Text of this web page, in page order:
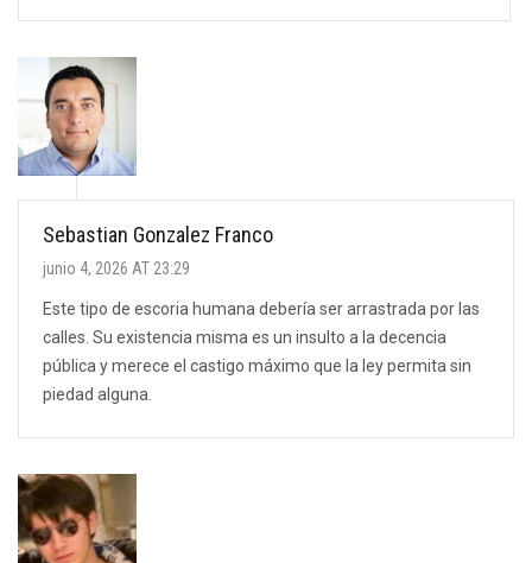
Sebastian Gonzalez Franco
junio 4, 2026 AT 23:29
Este tipo de escoria humana debería ser arrastrada por las
calles. Su existencia misma es un insulto a la decencia
pública y merece el castigo máximo que la ley permita sin
piedad alguna.